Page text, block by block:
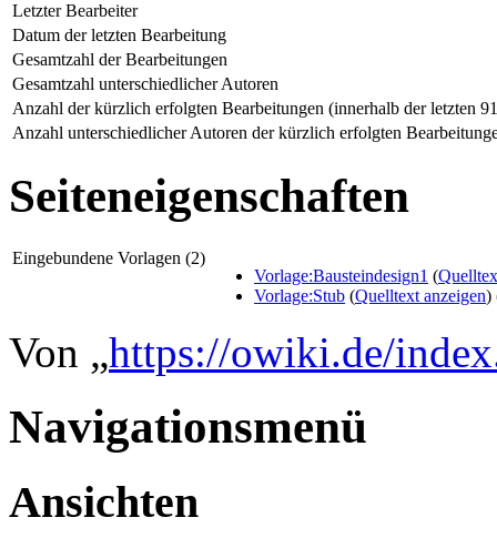
Letzter Bearbeiter
Datum der letzten Bearbeitung
Gesamtzahl der Bearbeitungen
Gesamtzahl unterschiedlicher Autoren
Anzahl der kürzlich erfolgten Bearbeitungen (innerhalb der letzten
Anzahl unterschiedlicher Autoren der kürzlich erfolgten
Seiteneigenschaften
Eingebundene Vorlagen (2)
Vorlage:Bausteindesign1 (
Vorlage:Stub (Quelltext anzeigen)
Von „https://owiki.de/
Navigationsmenü
Ansichten